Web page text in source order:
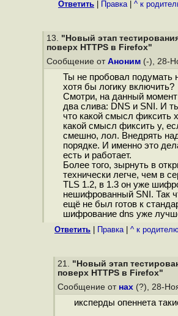
Ответить Правка| ^ к
13. "Новый этап
поверх HTTPS в Firefox"
Сообщение от Аноним (-), 28-
Ты не пробовал подумать
хотя бы логику включить?
Смотри, на данный
два слива: DNS и SNI. И
что какой смысл фиксить
какой смысл фиксить y,
смешно, лол. Внедрять
порядке. И именно это
есть и работает.
Более того, зырнуть в
технически легче, чем в
TLS 1.2, в 1.3 он уже
нешифрованный SNI. Так
ещё не был готов к
шифрование dns уже
Ответить Правка| ^ к
21. "Новый этап
поверх HTTPS в Firefox"
Сообщение от нах (?), 28-
иксперды опеннета